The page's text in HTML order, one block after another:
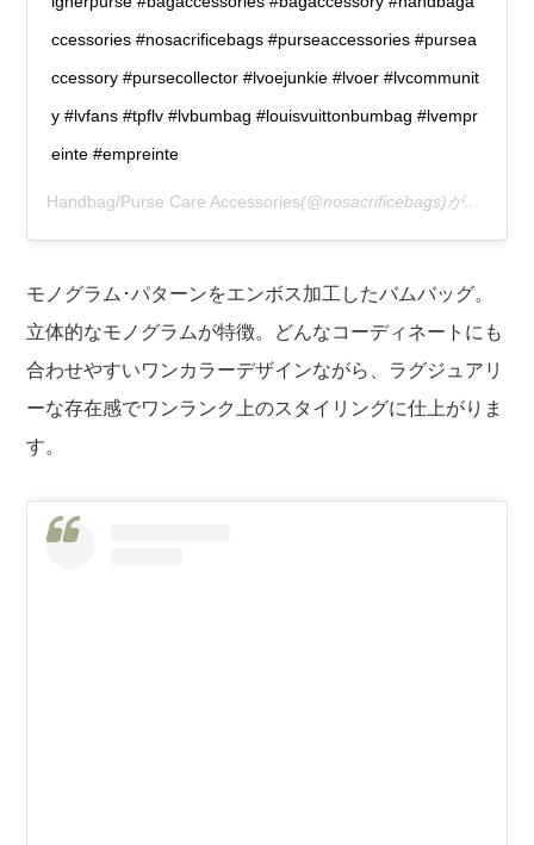
ccessories #nosacrificebags #purseaccessories #pursea
ccessory #pursecollector #lvoejunkie #lvoer #lvcommunit
y #lvfans #tpflv #lvbumbag #louisvuittonbumbag #lvempr
einte #empreinte
Handbag/Purse Care Accessories(@nosacrificebags)がシェアした投稿 –
モノグラム･パターンをエンボス加工したバムバッグ。
立体的なモノグラムが特徴。どんなコーディネートにも
合わせやすいワンカラーデザインながら、ラグジュアリ
ーな存在感でワンランク上のスタイリングに仕上がりま
す。